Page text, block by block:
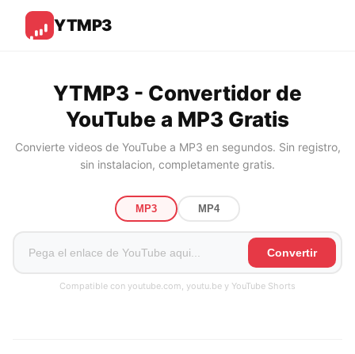
YTMP3
YTMP3 - Convertidor de
YouTube a MP3 Gratis
Convierte videos de YouTube a MP3 en segundos. Sin registro,
sin instalacion, completamente gratis.
MP3 MP4
Convertir
Compatible con youtube.com, youtu.be y YouTube Shorts